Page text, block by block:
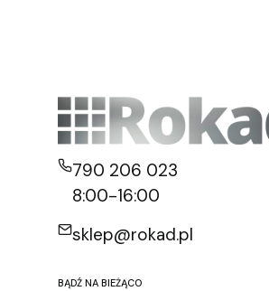
790 206 023
8:00-16:00
sklep@rokad.pl
BĄDŹ NA BIEŻĄCO